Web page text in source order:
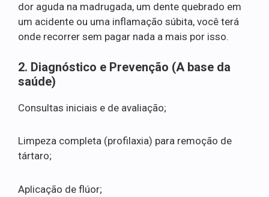
dor aguda na madrugada, um dente quebrado em
um acidente ou uma inflamação súbita, você terá
onde recorrer sem pagar nada a mais por isso.
2. Diagnóstico e Prevenção (A base da
saúde)
Consultas iniciais e de avaliação;
Limpeza completa (profilaxia) para remoção de
tártaro;
Aplicação de flúor;